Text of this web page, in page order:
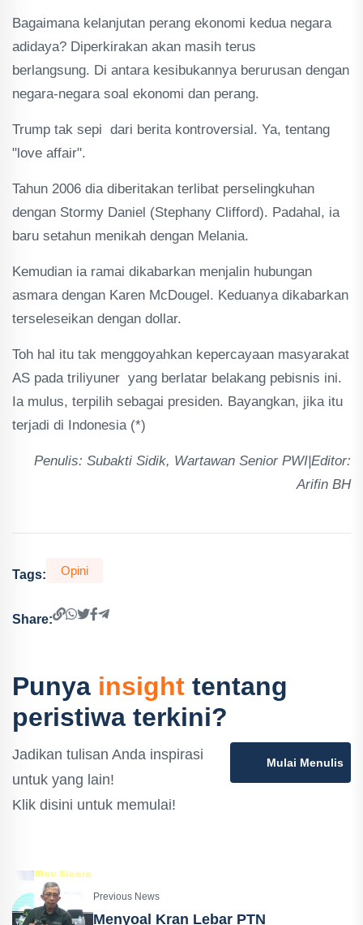
Bagaimana kelanjutan perang ekonomi kedua negara
adidaya? Diperkirakan akan masih terus
berlangsung. Di antara kesibukannya berurusan dengan
negara-negara soal ekonomi dan perang.
Trump tak sepi dari berita kontroversial. Ya, tentang
"love affair".
Tahun 2006 dia diberitakan terlibat perselingkuhan
dengan Stormy Daniel (Stephany Clifford). Padahal, ia
baru setahun menikah dengan Melania.
Kemudian ia ramai dikabarkan menjalin hubungan
asmara dengan Karen McDougel. Keduanya dikabarkan
terseleseikan dengan dollar.
Toh hal itu tak menggoyahkan kepercayaan masyarakat
AS pada triliyuner yang berlatar belakang pebisnis ini.
Ia mulus, terpilih sebagai presiden. Bayangkan, jika itu
terjadi di Indonesia (*)
Penulis: Subakti Sidik, Wartawan Senior PWI|Editor:
Arifin BH
Tags: Opini
Share:
Punya insight tentang
peristiwa terkini?
Jadikan tulisan Anda inspirasi
untuk yang lain!
Klik disini untuk memulai!
Mulai Menulis
Previous News
Menyoal Kran Lebar PTN